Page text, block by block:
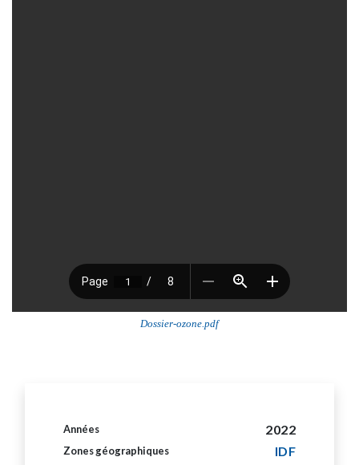
Dossier-ozone.pdf
Années 2022
Zones géographiques IDF